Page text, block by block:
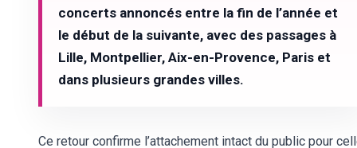
concerts annoncés entre la fin de l’année et
le début de la suivante, avec des passages à
Lille, Montpellier, Aix-en-Provence, Paris et
dans plusieurs grandes villes.
Ce retour confirme l’attachement intact du public pour